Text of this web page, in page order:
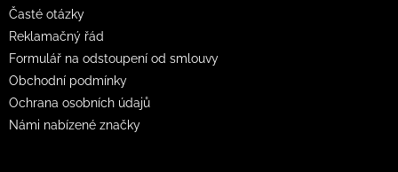
Časté otázky
Reklamačný řád
Formulář na odstoupení od smlouvy
Obchodní podmínky
Ochrana osobních údajů
Námi nabízené značky